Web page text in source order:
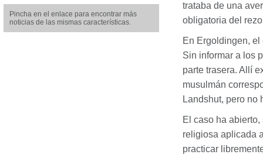
Pincha en el enlace para encontrar más
noticias de las mismas características.
trataba de una
obligatoria del
En Ergoldingen,
Sin informar a los
parte trasera. Allí
musulmán
Landshut, pero no
El caso ha
religiosa aplicada
practicar